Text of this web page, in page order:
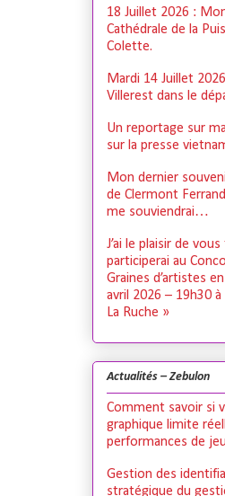
18 Juillet 2026 :
Cathédrale de la
Colette.
Mardi 14 Juillet
Villerest dans le
Un reportage sur
sur la presse
Mon dernier
de Clermont
me souviendrai…
J’ai le plaisir de
participerai au
Graines d’artistes
avril 2026 – 19h30
La Ruche »
Actualités – Zebulon
Comment savoir si
graphique limite
performances de
Gestion des
stratégique du